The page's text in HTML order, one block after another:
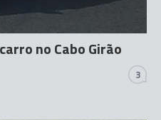
no Cabo Girão
3